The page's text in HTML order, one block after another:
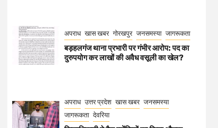
अपराध खास खबर गोरखपुर जनसमस्या जागरूकता
बड़हलगंज थाना प्रभारी पर गंभीर आरोप: पद का
दुरुपयोग कर लाखों की अवैध वसूली का खेल?
अपराध उत्तर प्रदेश खास खबर जनसमस्या
जागरूकता देवरिया